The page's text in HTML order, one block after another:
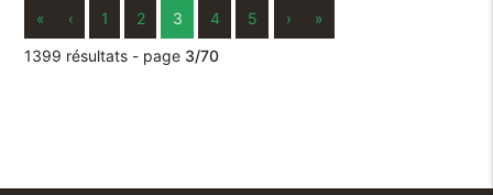
« ‹ 1 2 3 4 5 › »
1399 résultats - page 3/70